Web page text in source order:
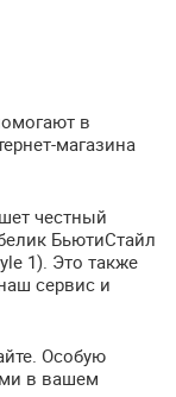
в
магазина
честный
БьютиСтайл
1). Это также
сервис и
Особую
в вашем